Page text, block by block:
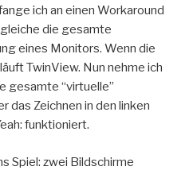
ich an einen Workaround
die gesamte
eines Monitors. Wenn die
TwinView. Nun nehme ich
gesamte “virtuelle”
das Zeichnen in den linken
funktioniert.
Spiel: zwei Bildschirme